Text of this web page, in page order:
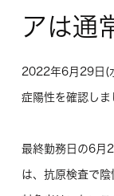
アは通
2022年6月29日(
症陽性を確認しま
最終勤務日の6月
は、抗原検査で